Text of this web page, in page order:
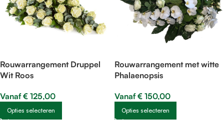
Rouwarrangement Druppel
Wit Roos
Vanaf€ 125,00
Opties selecteren
Rouwarrangement met witte
Phalaenopsis
Vanaf€ 150,00
Opties selecteren